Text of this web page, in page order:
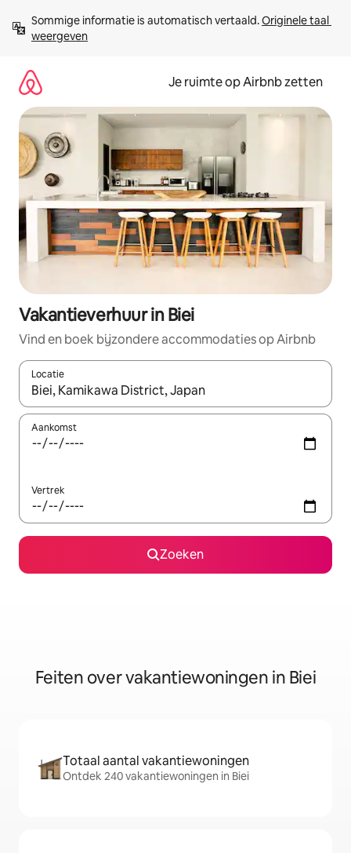
direct
naar
Sommige informatie is automatisch vertaald. Originele taal
weergeven
Je ruimte op Airbnb zetten
Vakantieverhuur in Biei
Vind en boek bijzondere accommodaties op Airbnb
Locatie
Wanneer er suggesties beschikbaar zijn, maak je een keuze
Aankomst
Vertrek
Zoeken
Feiten over vakantiewoningen in Biei
Totaal aantal vakantiewoningen
Ontdek 240 vakantiewoningen in Biei